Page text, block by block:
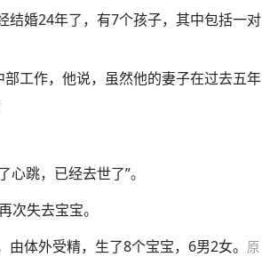
结婚24年了，有7个孩子，其中包括一对
工作，他说，虽然他的妻子在过去五年
跳，已经去世了”。
次失去宝宝。
体外受精，生了8个宝宝，6男2女。 原